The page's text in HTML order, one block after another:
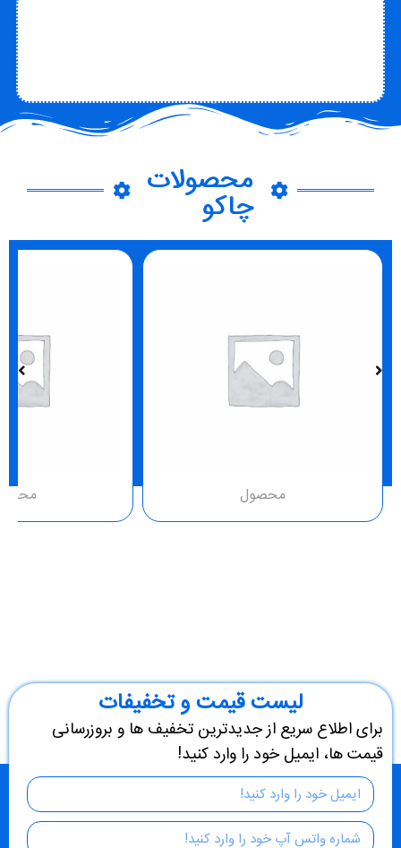
محصولات
چاکو
محصول
لیست قیمت و تخفیفات
برای اطلاع سریع از جدیدترین تخفیف ها و بروزرسانی
قیمت ها، ایمیل خود را وارد کنید!